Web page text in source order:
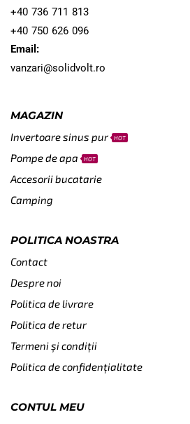
+40 736 711 813
+40 750 626 096
Email:
vanzari@solidvolt.ro
MAGAZIN
Invertoare sinus pur HOT
Pompe de apa HOT
Accesorii bucatarie
Camping
POLITICA NOASTRA
Contact
Despre noi
Politica de livrare
Politica de retur
Termeni și condiții
Politica de confidențialitate
CONTUL MEU